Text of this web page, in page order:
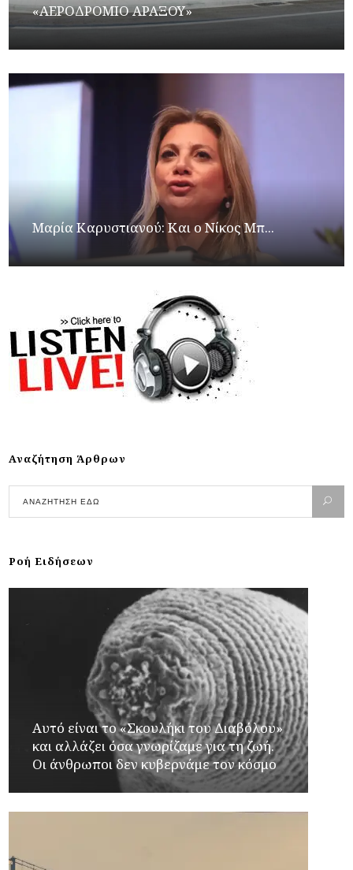
«ΑΕΡΟΔΡΟΜΙΟ ΑΡΑΞΟΥ»
Μαρία Καρυστιανού: Και ο Νίκος Μπ...
Αναζήτηση Άρθρων
Ροή Ειδήσεων
Αυτό είναι το «Σκουλήκι του Διαβόλου»
και αλλάζει όσα γνωρίζαμε για τη ζωή.
Οι άνθρωποι δεν κυβερνάμε τον κόσμο